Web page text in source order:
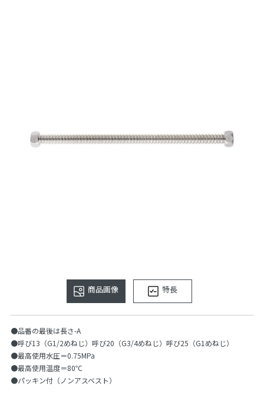
商品画像 特長
●品番の最後は長さ-A
●呼び13（G1/2めねじ）呼び20（G3/4めねじ）呼び25（G1めねじ）
●最高使用水圧＝0.75MPa
●最高使用温度＝80℃
●パッキン付（ノンアスベスト）